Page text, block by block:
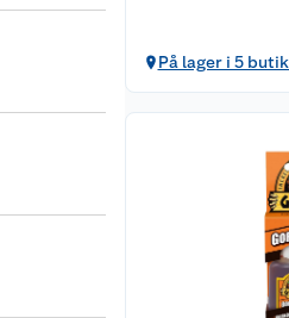
På lager i 5